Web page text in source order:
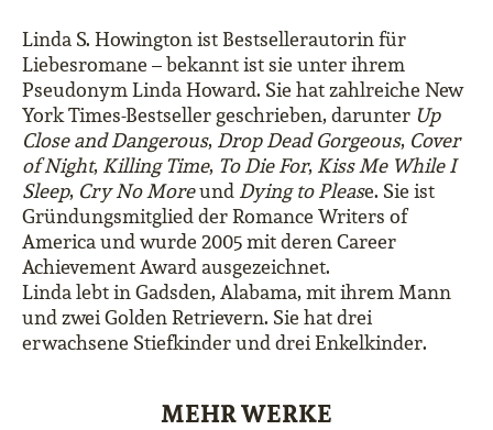
Linda S. Howington ist Bestsellerautorin für
Liebesromane – bekannt ist sie unter ihrem
Pseudonym Linda Howard. Sie hat zahlreiche New
York Times-Bestseller geschrieben, darunter Up
Close and Dangerous, Drop Dead Gorgeous, Cover
of Night, Killing Time, To Die For, Kiss Me While I
Sleep, Cry No Moreund Dying to Please. Sie ist
Gründungsmitglied der Romance Writers of
America und wurde 2005 mit deren Career
Achievement Award ausgezeichnet.
Linda lebt in Gadsden, Alabama, mit ihrem Mann
und zwei Golden Retrievern. Sie hat drei
erwachsene Stiefkinder und drei Enkelkinder.
MEHR WERKE